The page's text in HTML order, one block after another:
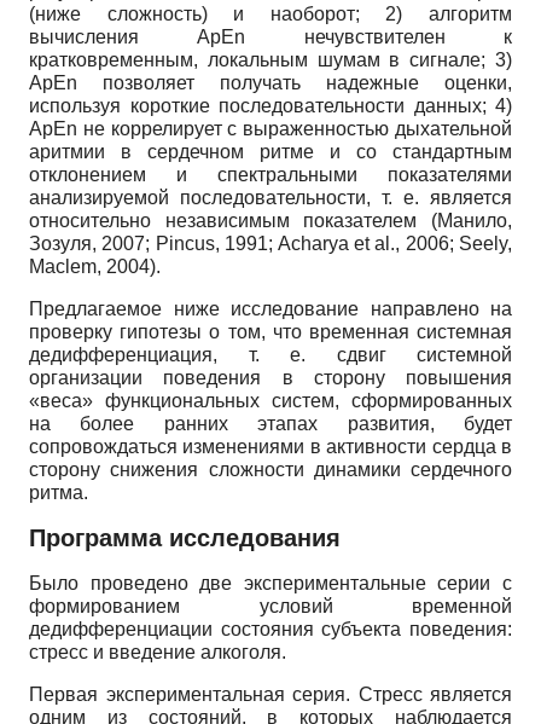
(ниже сложность) и наоборот; 2) алгоритм
вычисления ApEn нечувствителен к
кратковременным, локальным шумам в сигнале; 3)
ApEn позволяет получать надежные оценки,
используя короткие последовательности данных; 4)
ApEn не коррелирует с выраженностью дыхательной
аритмии в сердечном ритме и со стандартным
отклонением и спектральными показателями
анализируемой последовательности, т. е. является
относительно независимым показателем (Манило,
Зозуля, 2007; Pincus, 1991; Acharya et al., 2006; Seely,
Maclem, 2004).
Предлагаемое ниже исследование направлено на
проверку гипотезы о том, что временная системная
дедифференциация, т. е. сдвиг системной
организации поведения в сторону повышения
«веса» функциональных систем, сформированных
на более ранних этапах развития, будет
сопровождаться изменениями в активности сердца в
сторону снижения сложности динамики сердечного
ритма.
Программа исследования
Было проведено две экспериментальные серии с
формированием условий временной
дедифференциации состояния субъекта поведения:
стресс и введение алкоголя.
Первая экспериментальная серия. Стресс является
одним из состояний, в которых наблюдается